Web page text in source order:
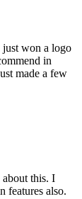
won a logo
in
made a few
about this. I
features also.